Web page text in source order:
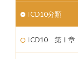
ICD10分類
ICD10 第Ⅰ章